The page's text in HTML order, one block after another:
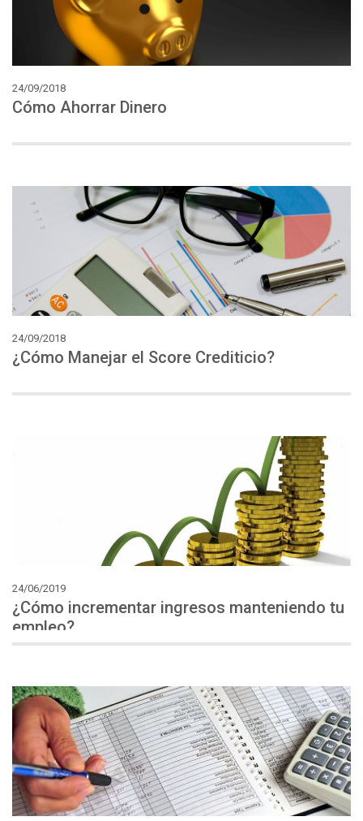
24/09/2018
Cómo Ahorrar Dinero
24/09/2018
¿Cómo Manejar el Score Crediticio?
24/06/2019
¿Cómo incrementar ingresos manteniendo tu
empleo?